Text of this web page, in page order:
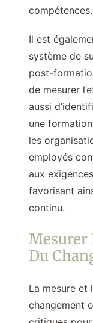
compétences.
Il est
système de
post-
de mesurer
aussi
une
les
employés
aux
favorisant
continu.
Mesurer
Du
La mesure et
changement